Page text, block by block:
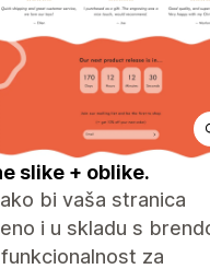
slike + oblike.
bi vaša stranica
i u skladu s
za